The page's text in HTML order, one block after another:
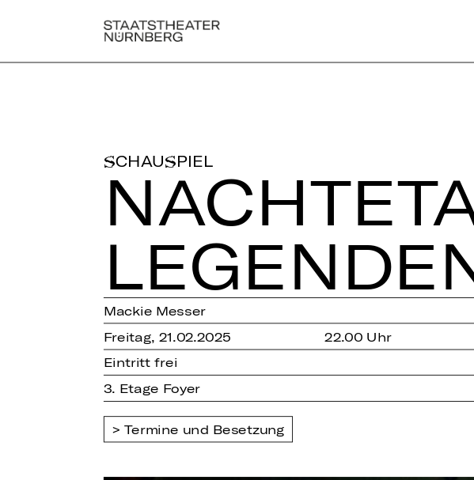
SCHAUSPIEL
Mackie Messer
Freitag, 21.02.2025
22.00 Uhr
Eintritt frei
3. Etage Foyer
Termine und Besetzung